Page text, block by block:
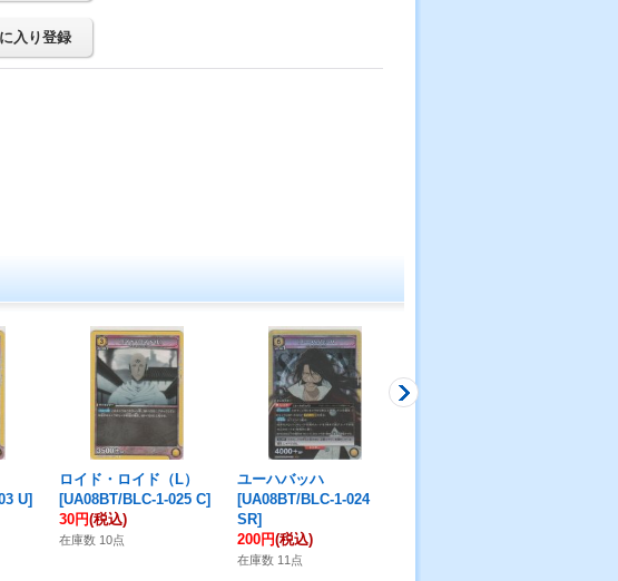
入り登録
U]
ロイド・ロイド（L）
[UA08BT/BLC-1-025 C]
30円(税込)
在庫数 10点
ユーハバッハ
[UA08BT/BLC-1-024
SR]
200円(税込)
在庫数 11点